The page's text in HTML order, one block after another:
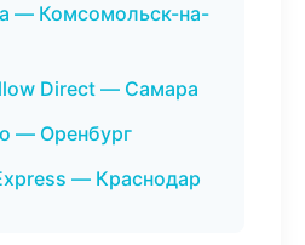
— Комсомольск-на-
Direct — Самара
— Оренбург
— Краснодар